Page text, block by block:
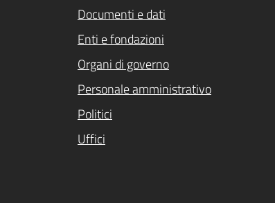
Documenti e dati
Enti e fondazioni
Organi di governo
Personale amministrativo
Politici
Uffici